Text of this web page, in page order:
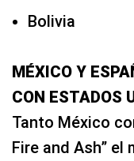
Bolivia
MÉXICO Y
CON ESTADOS
Tanto México
Fire and Ash”